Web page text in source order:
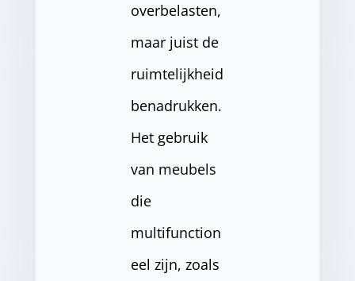
overbelasten,
maar juist de
ruimtelijkheid
benadrukken.
Het gebruik
van meubels
die
multifunction
eel zijn, zoals